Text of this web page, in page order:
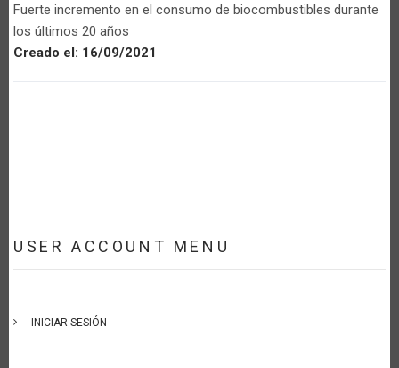
Fuerte incremento en el consumo de biocombustibles durante
los últimos 20 años
Creado el: 16/09/2021
USER ACCOUNT MENU
INICIAR SESIÓN